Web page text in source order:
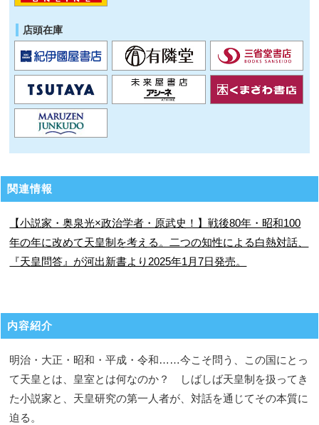
店頭在庫
関連情報
【小説家・奥泉光×政治学者・原武史！】戦後80年・昭和100
年の年に改めて天皇制を考える。二つの知性による白熱対話、
『天皇問答』が河出新書より2025年1月7日発売。
内容紹介
明治・大正・昭和・平成・令和……今こそ問う、この国にとっ
て天皇とは、皇室とは何なのか？ しばしば天皇制を扱ってき
た小説家と、天皇研究の第一人者が、対話を通じてその本質に
迫る。